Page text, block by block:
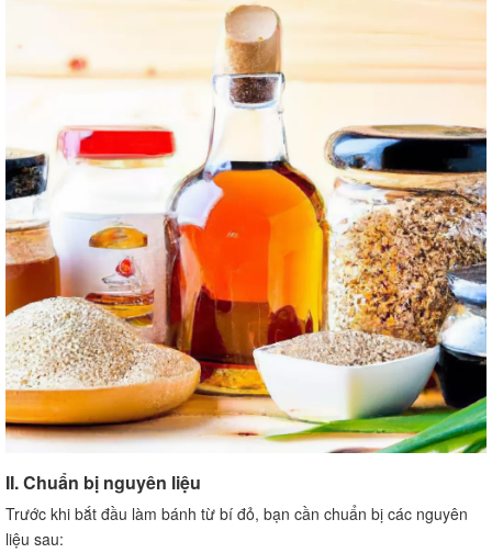
II. Chuẩn bị nguyên liệu
Trước khi bắt đầu làm bánh từ bí đỏ, bạn cần chuẩn bị các nguyên
liệu sau: